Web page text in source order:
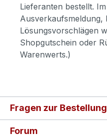
Lieferanten bestellt.
Ausverkaufsmeldung,
Lösungsvorschlägen
Shopgutschein oder
Warenwerts.)
Fragen zur
Forum